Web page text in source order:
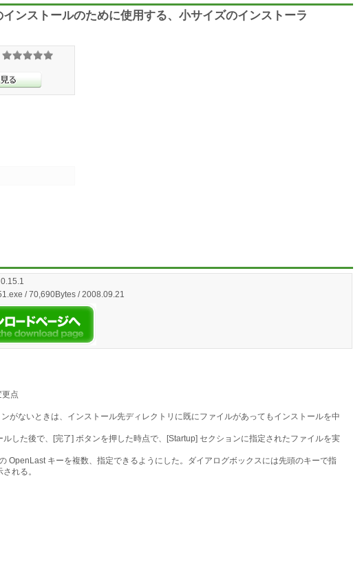
ンストールのために使用する、小サイズのインストーラ
0.15.1
/ 70,690Bytes / 2008.09.21
点
ンがないときは、インストール先ディレクトリに既にファイルがあってもインストールを中
ルした後で、[完了] ボタンを押した時点で、[Startup] セクションに指定されたファイルを実
OpenLast キーを複数、指定できるようにした。ダイアログボックスには先頭のキーで指
れる。